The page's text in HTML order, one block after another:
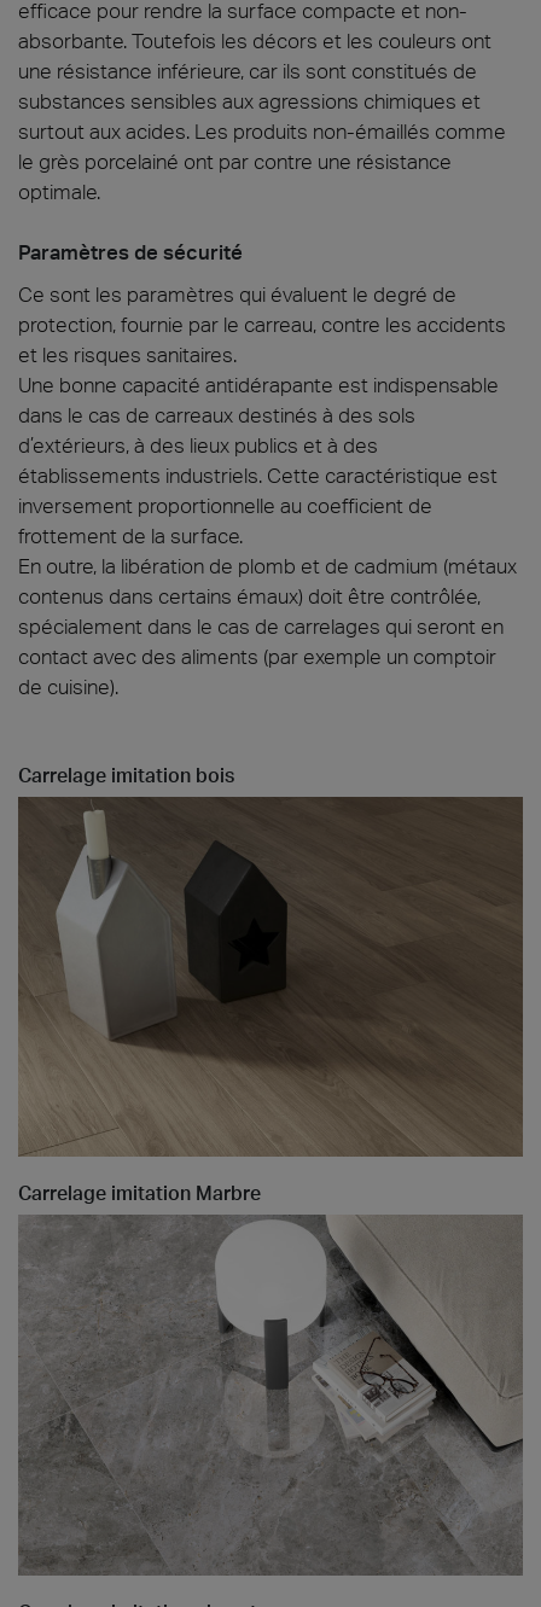
efficace pour rendre la surface compacte et non-
absorbante. Toutefois les décors et les couleurs ont
une résistance inférieure, car ils sont constitués de
substances sensibles aux agressions chimiques et
surtout aux acides. Les produits non-émaillés comme
le grès porcelainé ont par contre une résistance
optimale.
Paramètres de sécurité
Ce sont les paramètres qui évaluent le degré de
protection, fournie par le carreau, contre les accidents
et les risques sanitaires.
Une bonne capacité antidérapante est indispensable
dans le cas de carreaux destinés à des sols
d’extérieurs, à des lieux publics et à des
établissements industriels. Cette caractéristique est
inversement proportionnelle au coefficient de
frottement de la surface.
En outre, la libération de plomb et de cadmium (métaux
contenus dans certains émaux) doit être contrôlée,
spécialement dans le cas de carrelages qui seront en
contact avec des aliments (par exemple un comptoir
de cuisine).
Carrelage imitation bois
Carrelage imitation Marbre